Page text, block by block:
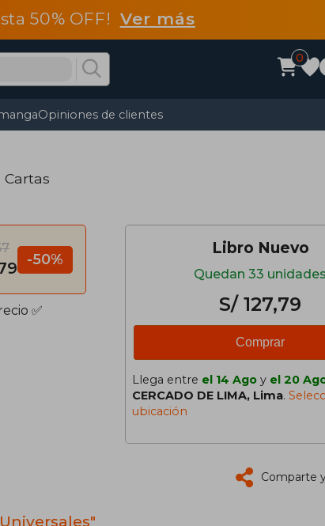
50% OFF! Ver más
0
Opiniones de clientes
· Cartas
-50%
✅
Libro Nuevo
Quedan 33 unidades
S/ 127,79
Comprar
Llega entre el 14 Ago y el 20
CERCADO DE LIMA, Lima.
ubicación
Comparte